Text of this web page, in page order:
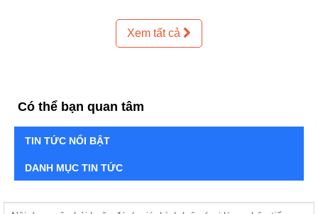
Xem tất cả
Có thể bạn quan tâm
TIN TỨC NỔI BẬT
DANH MỤC TIN TỨC